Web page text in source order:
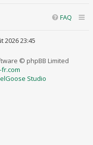
FAQ
2026 23:45
© phpBB Limited
Studio